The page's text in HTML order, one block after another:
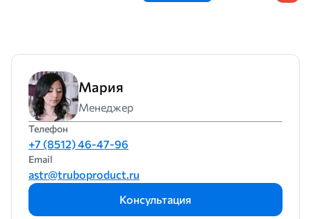
Мария
Менеджер
Телефон
+7 (8512) 46-47-96
Email
astr@truboproduct.ru
Консультация